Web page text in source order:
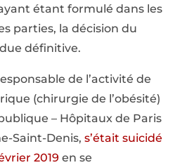
étant formulé dans les
parties, la décision du
définitive.
de l’activité de
(chirurgie de l’obésité)
– Hôpitaux de Paris
Saint-Denis, s’était suicidé
2019 en se